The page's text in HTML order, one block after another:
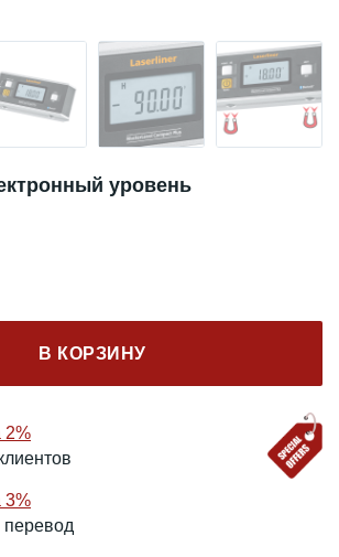
уровень
В КОРЗИНУ
2%
3%
перевод